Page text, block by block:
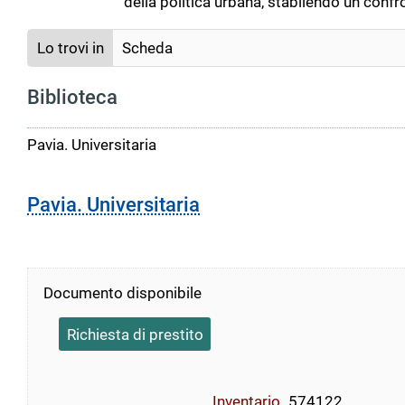
Lo trovi in Scheda
Biblioteca
Pavia. Universitaria
Pavia. Universitaria
Documento disponibile
Richiesta di prestito
Inventario 574122